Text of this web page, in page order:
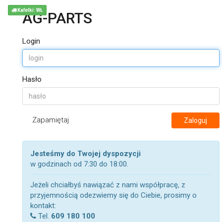
AG-PARTS
Login
Hasło
Zapamiętaj Zaloguj
Jesteśmy do Twojej dyspozycji
w godzinach od 7:30 do 18:00.
Jeżeli chciałbyś nawiązać z nami współpracę, z
przyjemnością odezwiemy się do Ciebie, prosimy o
kontakt:
Tel. 609 180 100
Kafelki: WŁ